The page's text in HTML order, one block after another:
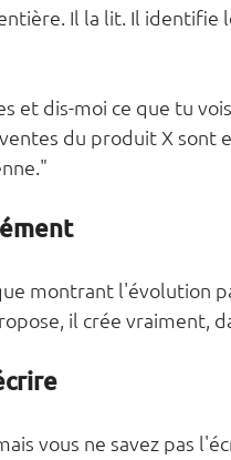
Il la lit. Il identifie
et dis-moi ce que tu
du produit X sont
montrant l'évolution
il crée vraiment,
vous ne savez pas